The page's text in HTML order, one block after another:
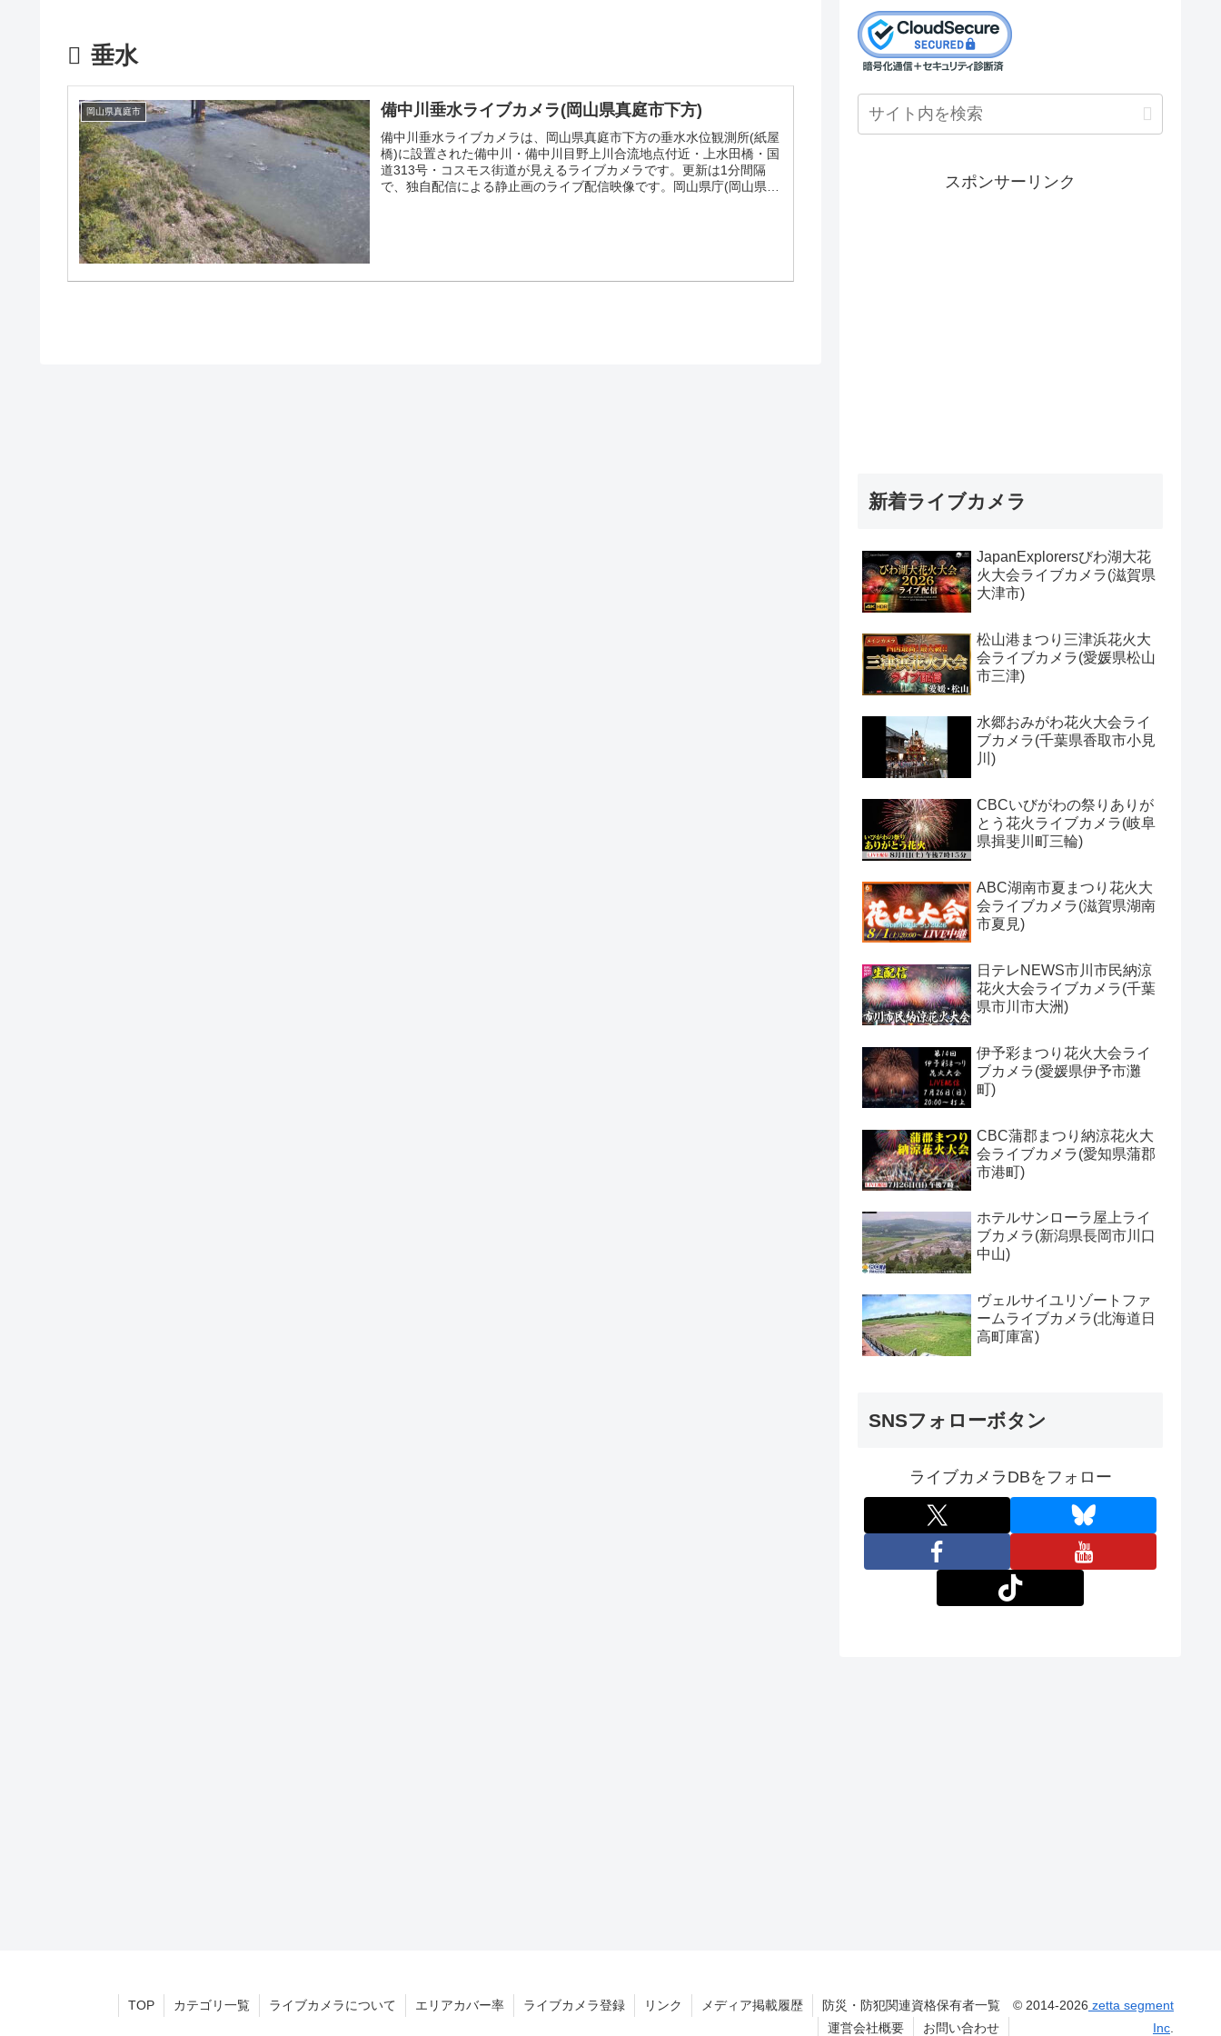
垂水
岡山県真庭市 備中川垂水ライブカメラ(岡山県真庭市下方)
備中川垂水ライブカメラは、岡山県真庭市下方の垂水水位観測所(紙屋
橋)に設置された備中川・備中川目野上川合流地点付近・上水田橋・国
道313号・コスモス街道が見えるライブカメラです。更新は1分間隔
で、独自配信による静止画のライブ配信映像です。岡山県庁(岡山県河
スポンサーリンク
新着ライブカメラ
JapanExplorersびわ湖大花
火大会ライブカメラ(滋賀県
大津市)
松山港まつり三津浜花火大
会ライブカメラ(愛媛県松山
市三津)
水郷おみがわ花火大会ライ
ブカメラ(千葉県香取市小見
川)
CBCいびがわの祭りありが
とう花火ライブカメラ(岐阜
県揖斐川町三輪)
ABC湖南市夏まつり花火大
会ライブカメラ(滋賀県湖南
市夏見)
日テレNEWS市川市民納涼
花火大会ライブカメラ(千葉
県市川市大洲)
伊予彩まつり花火大会ライ
ブカメラ(愛媛県伊予市灘
町)
CBC蒲郡まつり納涼花火大
会ライブカメラ(愛知県蒲郡
市港町)
ホテルサンローラ屋上ライ
ブカメラ(新潟県長岡市川口
中山)
ヴェルサイユリゾートファ
ームライブカメラ(北海道日
高町庫富)
SNSフォローボタン
ライブカメラDBをフォロー
TOP カテゴリ一覧 ライブカメラについて エリアカバー率 ライブカメラ登録 リンク メディア掲載履歴
防災・防犯関連資格保有者一覧
運営会社概要
お問い合わせ
© 2014-2026 zetta segment
Inc